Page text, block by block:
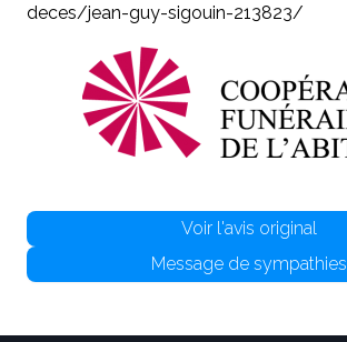
deces/jean-guy-sigouin-213823/
Voir l'avis original
Message de sympathies